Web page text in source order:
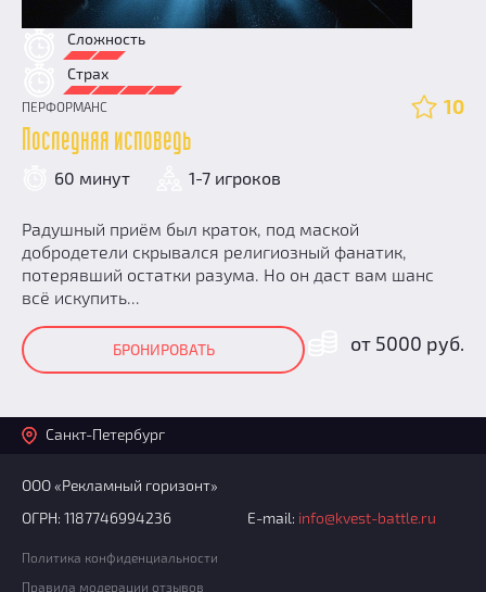
Сложность
Страх
ПЕРФОРМАНС 10
Последняя исповедь
60 минут 1-7 игроков
Радушный приём был краток, под маской
добродетели скрывался религиозный фанатик,
потерявший остатки разума. Но он даст вам шанс
всё искупить...
от 5000 руб.
БРОНИРОВАТЬ
Санкт-Петербург
ООО «Рекламный горизонт»
ОГРН: 1187746994236
E-mail: info@kvest-battle.ru
Политика конфиденциальности
Правила модерации отзывов